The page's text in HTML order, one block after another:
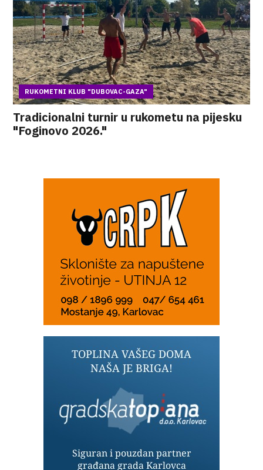
RUKOMETNI KLUB "DUBOVAC-GAZA"
Tradicionalni turnir u rukometu na pijesku
"Foginovo 2026."